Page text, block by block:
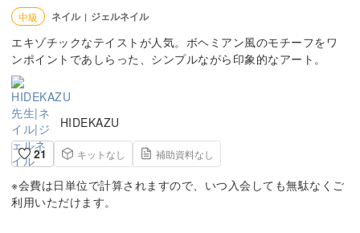
中級 ネイル | ジェルネイル
エキゾチックなテイストが人気。ボヘミアン風のモチーフをワ
ンポイントであしらった、シンプルながら印象的なアート。
HIDEKAZU
21
キットなし 補助資料なし
※会費は日単位で計算されますので、いつ入会しても無駄なくご
利用いただけます。